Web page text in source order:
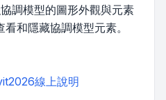
調模型的圖形外觀與元素
和隱藏協調模型元素。
線上說明